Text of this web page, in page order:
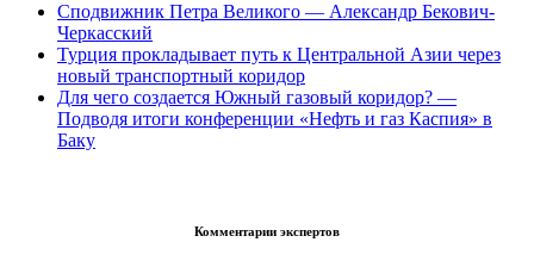
Сподвижник Петра Великого — Александр Бекович-
Черкасский
Турция прокладывает путь к Центральной Азии через
новый транспортный коридор
Для чего создается Южный газовый коридор? —
Подводя итоги конференции «Нефть и газ Каспия» в
Баку
Комментарии экспертов